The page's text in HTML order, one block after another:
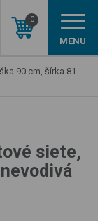
0
MENU
90 cm, šírka 81
siete,